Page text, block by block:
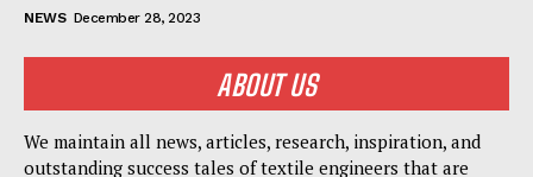
NEWS December 28, 2023
ABOUT US
We maintain all news, articles, research, inspiration, and
outstanding success tales of textile engineers that are